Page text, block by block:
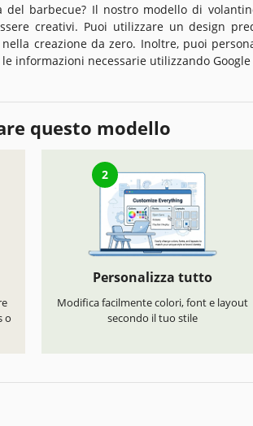
del barbecue? Il nostro modello di
creativi. Puoi utilizzare un design
creazione da zero. Inoltre, puoi
informazioni necessarie utilizzando Google
questo modello
o
2
Personalizza tutto
Modifica facilmente colori, font e layout
secondo il tuo stile